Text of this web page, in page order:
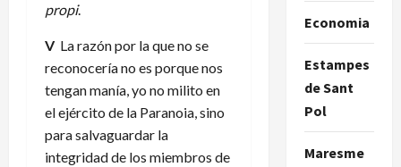
propi.
V La razón por la que no se
reconocería no es porque nos
tengan manía, yo no milito en
el ejército de la Paranoia, sino
para salvaguardar la
integridad de los miembros de
Economia
Estampes
de Sant
Pol
Maresme